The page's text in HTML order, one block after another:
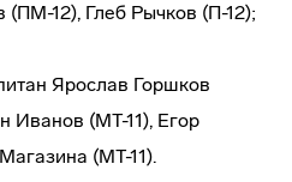
12), Глеб Рычков (П-12);
Ярослав Горшков
Иванов (МТ-11), Егор
(МТ-11).